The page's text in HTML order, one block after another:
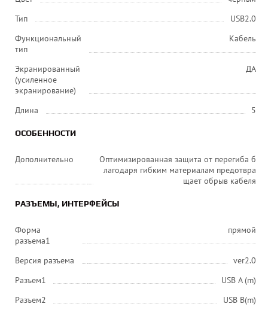
Тип
USB2.0
Функциональный
тип
Кабель
Экранированный
(усиленное
экранирование)
ДА
Длина 5
ОСОБЕННОСТИ
Дополнительно
Оптимизированная защита от перегиба б
лагодаря гибким материалам предотвра
щает обрыв кабеля
РАЗЪЕМЫ, ИНТЕРФЕЙСЫ
Форма
разъема1
прямой
Версия разъема
ver2.0
Разъем1
USB A (m)
Разъем2
USB B(m)